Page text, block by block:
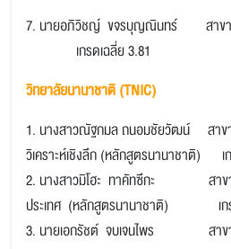
7. นายอภิวิชญ์ ขจรบุญณินทร์ สาขา
เกรดเฉลี่ย 3.81
วิทยาลัยนานาชาติ (TNIC)
1. นางสาวณัฐกมล ถนอมชัยวัฒน์ สาขา
วิเคราะห์เชิงลึก (หลักสูตรนานาชาติ) เ
2. นางสาวมิโฮะ ทาคัทซึกะ
สาขาก
ประเทศ (หลักสูตรนานาชาติ) เกร
3. นายเอกรัชต์ จบเจนไพร
สาขาวิ